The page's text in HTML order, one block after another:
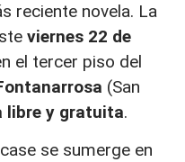
reciente novela. La
viernes 22 de
el tercer piso del
(San
libre y gratuita.
se sumerge en